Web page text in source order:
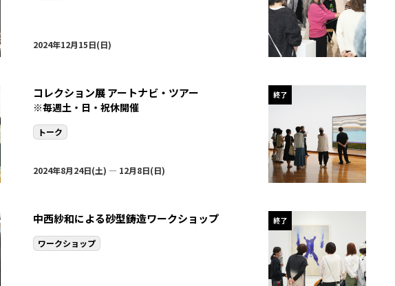
2024年12月15日(日)
コレクション展 アートナビ・ツアー
※毎週土・日・祝休開催
トーク
2024年8月24日(土) — 12月8日(日)
終了
中西紗和による砂型鋳造ワークショップ
ワークショップ
終了